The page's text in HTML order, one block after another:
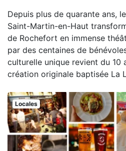
Depuis plus de quarante ans,
Saint-Martin-en-Haut
de Rochefort en immense
par des centaines de
culturelle unique revient du 10
création originale baptisée La
Locales